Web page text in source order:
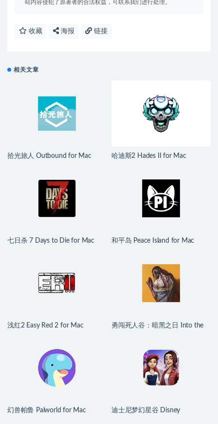
站内容侵犯了原著者的合法权益，可联系我们进行处理。
收藏 海报 链接
相关文章
拾光旅人 Outbound for Mac
哈迪斯2 Hades II for Mac
七日杀 7 Days to Die for Mac
和平岛 Peace Island for Mac
浅红2 Easy Red 2 for Mac
勇闯死人谷：暗黑之日 Into the
幻兽帕鲁 Palworld for Mac
迪士尼梦幻星谷 Disney